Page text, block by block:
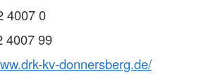
4007 0
4007 99
kv-donnersberg.de/